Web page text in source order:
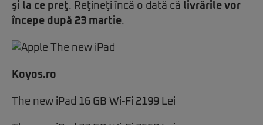
şi la ce preţ. Reţineţi încă o dată că livrările vor
începe după 23 martie.
Koyos.ro
The new iPad 16 GB Wi-Fi 2199 Lei